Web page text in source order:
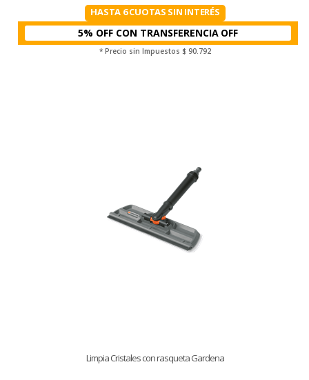
HASTA 6 CUOTAS SIN INTERÉS
5% OFF CON TRANSFERENCIA
* Precio sin Impuestos $ 90.792
Limpia Cristales con rasqueta Gardena